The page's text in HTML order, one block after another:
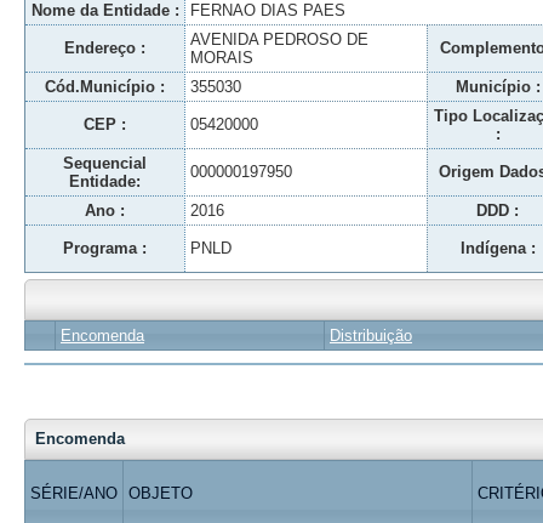
Nome da Entidade :
FERNAO DIAS PAES
Endereço :
AVENIDA PEDROSO DE
MORAIS
Cód.Município : 355030 Município :
CEP : 05420000
Tipo
:
Sequencial
Entidade:
000000197950 Origem
Ano : 2016 DDD :
Programa : PNLD Indígena :
Encomenda Distribuição
Encomenda
SÉRIE/ANO OBJETO